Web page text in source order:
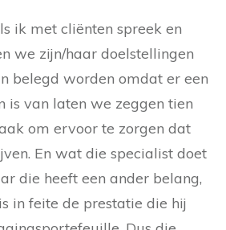
ik met cliënten spreek en
we zijn/haar doelstellingen
belegd worden omdat er een
is van laten we zeggen tien
om ervoor te zorgen dat
En wat die specialist doet
die heeft een ander belang,
in feite de prestatie die hij